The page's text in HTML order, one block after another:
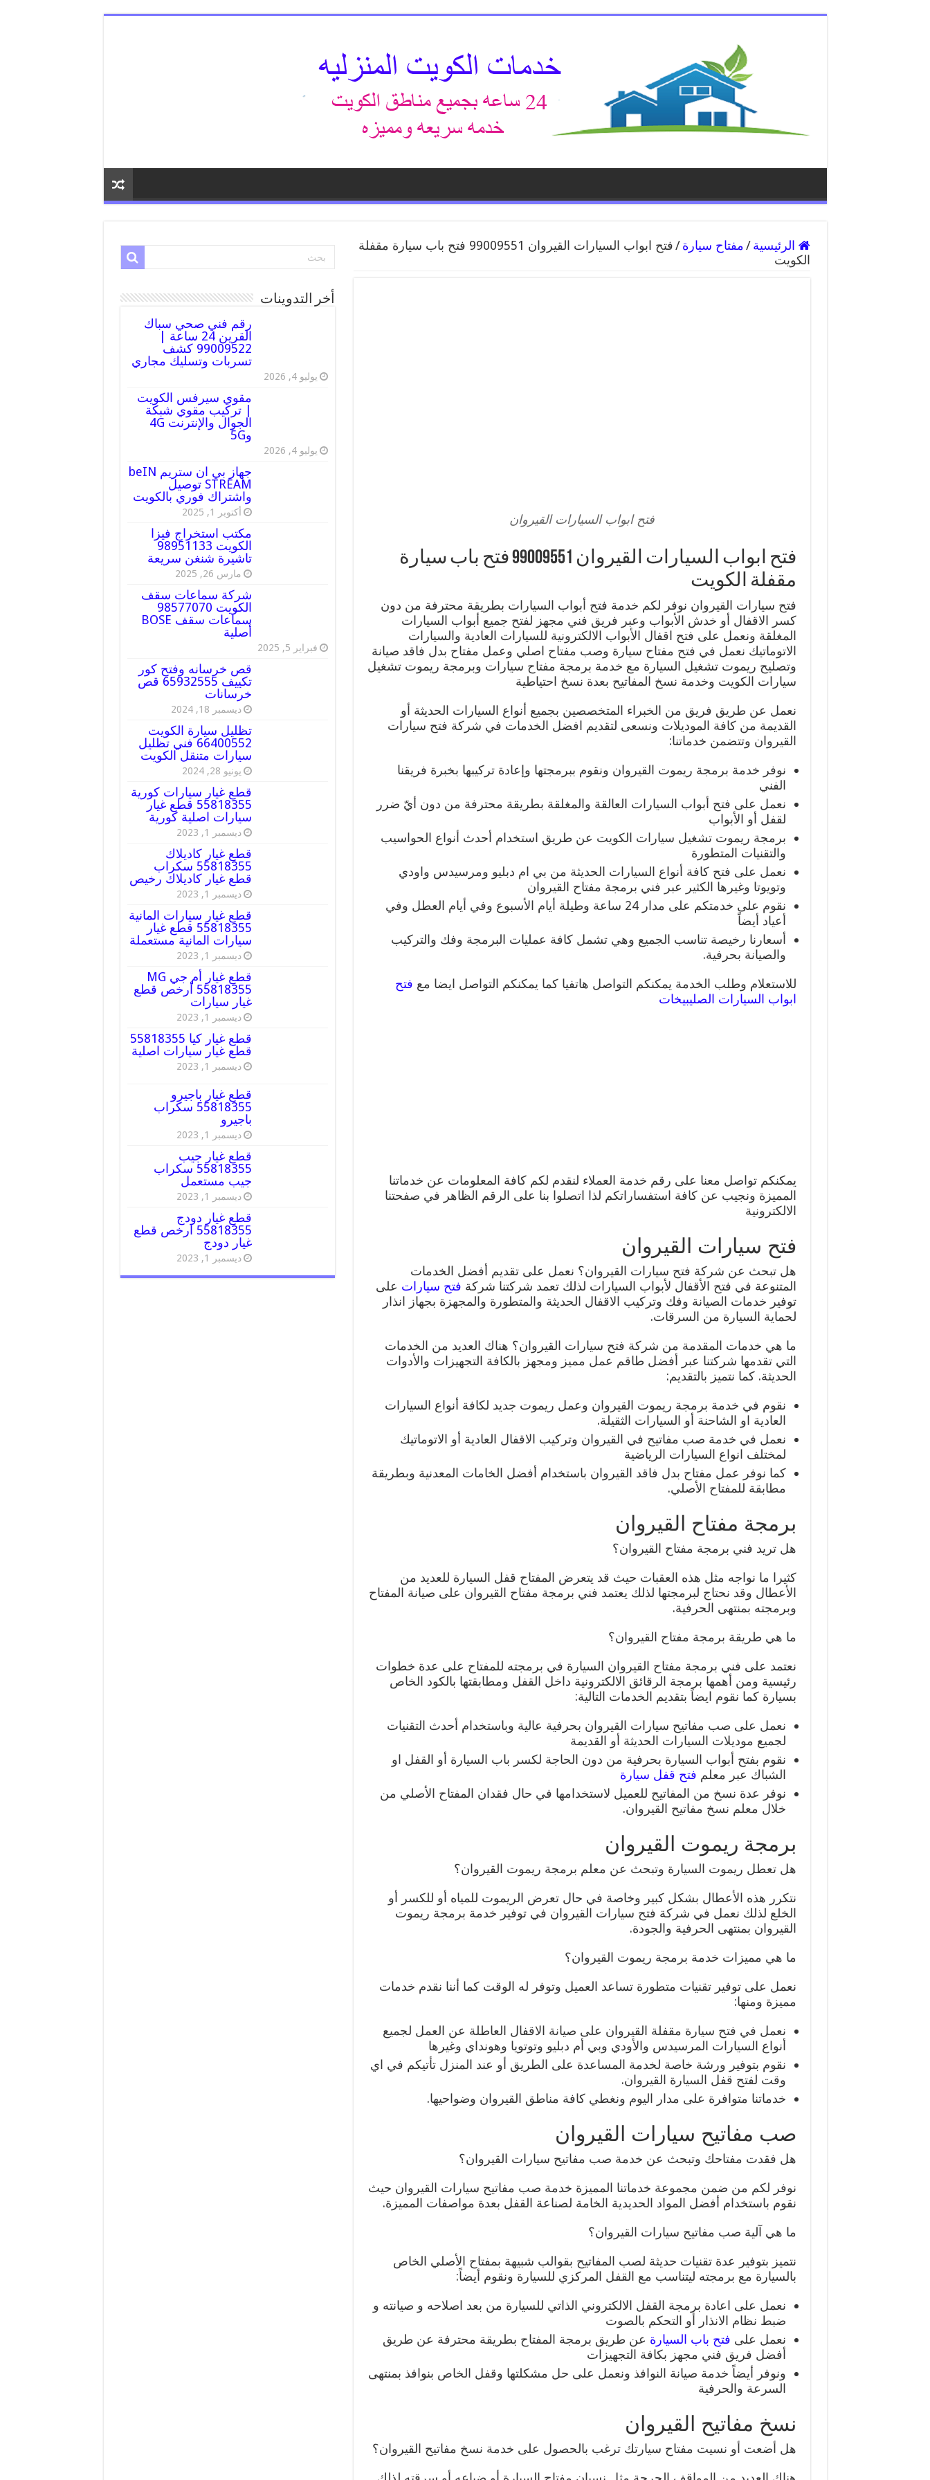
الرئيسية /مفتاح سيارة /
فتح ابواب السيارات القيروان 99009551 فتح باب سيارة مقفلة
الكويت
فتح ابواب السيارات القيروان
فتح ابواب السيارات القيروان 99009551 فتح باب سيارة
مقفلة الكويت
فتح سيارات القيروان نوفر لكم خدمة فتح أبواب السيارات بطريقة محترفة من دون
كسر الاقفال أو خدش الأبواب وعبر فريق فني مجهز لفتح جميع أبواب السيارات
المغلقة ونعمل على فتح اقفال الأبواب الالكترونية للسيارات العادية والسيارات
الاتوماتيك نعمل في فتح مفتاح سيارة وصب مفتاح اصلي وعمل مفتاح بدل فاقد صيانة
وتصليح ريموت تشغيل السيارة مع خدمة برمجة مفتاح سيارات وبرمجة ريموت تشغيل
سيارات الكويت وخدمة نسخ المفاتيح بعدة نسخ احتياطية
نعمل عن طريق فريق من الخبراء المتخصصين بجميع أنواع السيارات الحديثة أو
القديمة من كافة الموديلات ونسعى لتقديم افضل الخدمات في شركة فتح سيارات
القيروان وتتضمن خدماتنا:
نوفر خدمة برمجة ريموت القيروان ونقوم ببرمجتها وإعادة تركيبها بخبرة فريقنا
الفني
نعمل على فتح أبواب السيارات العالقة والمغلقة بطريقة محترفة من دون أيّ ضرر
لقفل أو الأبواب
برمجة ريموت تشغيل سيارات الكويت عن طريق استخدام أحدث أنواع الحواسيب
والتقنيات المتطورة
نعمل على فتح كافة أنواع السيارات الحديثة من بي ام دبليو ومرسيدس واودي
وتويوتا وغيرها الكثير عبر فني برمجة مفتاح القيروان
نقوم على خدمتكم على مدار 24 ساعة وطيلة أيام الأسبوع وفي أيام العطل وفي
أعياد أيضاً
أسعارنا رخيصة تناسب الجميع وهي تشمل كافة عمليات البرمجة وفك والتركيب
والصيانة بحرفية.
للاستعلام وطلب الخدمة يمكنكم التواصل هاتفيا كما يمكنكم التواصل ايضا مع فتح
ابواب السيارات الصليبيخات
يمكنكم تواصل معنا على رقم خدمة العملاء لنقدم لكم كافة المعلومات عن خدماتنا
المميزة ونجيب عن كافة استفساراتكم لذا اتصلوا بنا على الرقم الظاهر في صفحتنا
الالكترونية
فتح سيارات القيروان
هل تبحث عن شركة فتح سيارات القيروان؟ نعمل على تقديم أفضل الخدمات
المتنوعة في فتح الأقفال لأبواب السيارات لذلك تعمد شركتنا شركة فتح سيارات على
توفير خدمات الصيانة وفك وتركيب الاقفال الحديثة والمتطورة والمجهزة بجهاز انذار
لحماية السيارة من السرقات.
ما هي خدمات المقدمة من شركة فتح سيارات القيروان؟ هناك العديد من الخدمات
التي تقدمها شركتنا عبر أفضل طاقم عمل مميز ومجهز بالكافة التجهيزات والأدوات
الحديثة. كما نتميز بالتقديم:
نقوم في خدمة برمجة ريموت القيروان وعمل ريموت جديد لكافة أنواع السيارات
العادية او الشاحنة أو السيارات الثقيلة.
نعمل في خدمة صب مفاتيح في القيروان وتركيب الاقفال العادية أو الاتوماتيك
لمختلف انواع السيارات الرياضية
كما نوفر عمل مفتاح بدل فاقد القيروان باستخدام أفضل الخامات المعدنية وبطريقة
مطابقة للمفتاح الأصلي.
برمجة مفتاح القيروان
هل تريد فني برمجة مفتاح القيروان؟
كثيرا ما نواجه مثل هذه العقبات حيث قد يتعرض المفتاح قفل السيارة للعديد من
الأعطال وقد نحتاج لبرمجتها لذلك يعتمد فني برمجة مفتاح القيروان على صيانة المفتاح
وبرمجته بمنتهى الحرفية.
ما هي طريقة برمجة مفتاح القيروان؟
نعتمد على فني برمجة مفتاح القيروان السيارة في برمجته للمفتاح على عدة خطوات
رئيسية ومن أهمها برمجة الرقائق الالكترونية داخل القفل ومطابقتها بالكود الخاص
بسيارة كما نقوم ايضاً بتقديم الخدمات التالية:
نعمل على صب مفاتيح سيارات القيروان بحرفية عالية وباستخدام أحدث التقنيات
لجميع موديلات السيارات الحديثة أو القديمة
نقوم بفتح أبواب السيارة بحرفية من دون الحاجة لكسر باب السيارة أو القفل او
الشباك عبر معلم فتح قفل سيارة
نوفر عدة نسخ من المفاتيح للعميل لاستخدامها في حال فقدان المفتاح الأصلي من
خلال معلم نسخ مفاتيح القيروان.
برمجة ريموت القيروان
هل تعطل ريموت السيارة وتبحث عن معلم برمجة ريموت القيروان؟
نتكرر هذه الأعطال بشكل كبير وخاصة في حال تعرض الريموت للمياه أو للكسر أو
الخلع لذلك نعمل في شركة فتح سيارات القيروان في توفير خدمة برمجة ريموت
القيروان بمنتهى الحرفية والجودة.
ما هي مميزات خدمة برمجة ريموت القيروان؟
نعمل على توفير تقنيات متطورة تساعد العميل وتوفر له الوقت كما أننا نقدم خدمات
مميزة ومنها:
نعمل في فتح سيارة مقفلة القيروان على صيانة الاقفال العاطلة عن العمل لجميع
أنواع السيارات المرسيدس والأودي وبي أم دبليو وتوتويا وهونداي وغيرها
نقوم بتوفير ورشة خاصة لخدمة المساعدة على الطريق أو عند المنزل تأتيكم في اي
وقت لفتح قفل السيارة القيروان.
خدماتنا متوافرة على مدار اليوم ونغطي كافة مناطق القيروان وضواحيها.
صب مفاتيح سيارات القيروان
هل فقدت مفتاحك وتبحث عن خدمة صب مفاتيح سيارات القيروان؟
نوفر لكم من ضمن مجموعة خدماتنا المميزة خدمة صب مفاتيح سيارات القيروان حيث
نقوم باستخدام أفضل المواد الحديدية الخامة لصناعة القفل بعدة مواصفات المميزة.
ما هي آلية صب مفاتيح سيارات القيروان؟
نتميز بتوفير عدة تقنيات حديثة لصب المفاتيح بقوالب شبيهة بمفتاح الأصلي الخاص
بالسيارة مع برمجته ليتناسب مع القفل المركزي للسيارة ونقوم أيضاً:
نعمل على اعادة برمجة القفل الالكتروني الذاتي للسيارة من بعد اصلاحه و صيانته و
ضبط نظام الانذار أو التحكم بالصوت
نعمل على فتح باب السيارة عن طريق برمجة المفتاح بطريقة محترفة عن طريق
أفضل فريق فني مجهز بكافة التجهيزات
ونوفر أيضاً خدمة صيانة النوافذ ونعمل على حل مشكلتها وقفل الخاص بنوافذ بمنتهى
السرعة والحرفية
نسخ مفاتيح القيروان
هل أضعت أو نسيت مفتاح سيارتك ترغب بالحصول على خدمة نسخ مفاتيح القيروان؟
أخر التدوينات
رقم فني صحي سباك
القرين 24 ساعة |
99009522 كشف
تسربات وتسليك مجاري
يوليو 4, 2026
مقوي سيرفس الكويت
| تركيب مقوي شبكة
الجوال والإنترنت 4G
و5G
يوليو 4, 2026
جهاز بي ان ستريم beIN
STREAM توصيل
واشتراك فوري بالكويت
أكتوبر 1, 2025
مكتب استخراج فيزا
الكويت 98951133
تاشيرة شنغن سريعة
مارس 26, 2025
شركة سماعات سقف
الكويت 98577070
سماعات سقف BOSE
أصلية
فبراير 5, 2025
قص خرسانه وفتح كور
تكييف 65932555 قص
خرسانات
ديسمبر 18, 2024
تظليل سيارة الكويت
66400552 فني تظليل
سيارات متنقل الكويت
يونيو 28, 2024
قطع غيار سيارات كورية
55818355 قطع غيار
سيارات اصلية كورية
ديسمبر 1, 2023
قطع غيار كاديلاك
55818355 سكراب
قطع غيار كاديلاك رخيص
ديسمبر 1, 2023
قطع غيار سيارات المانية
55818355 قطع غيار
سيارات المانية مستعملة
ديسمبر 1, 2023
قطع غيار أم جي MG
55818355 أرخص قطع
غيار سيارات
ديسمبر 1, 2023
قطع غيار كيا 55818355
قطع غيار سيارات اصلية
ديسمبر 1, 2023
قطع غيار باجيرو
55818355 سكراب
باجيرو
ديسمبر 1, 2023
قطع غيار جيب
55818355 سكراب
جيب مستعمل
ديسمبر 1, 2023
قطع غيار دودج
55818355 ارخص قطع
غيار دودج
ديسمبر 1, 2023